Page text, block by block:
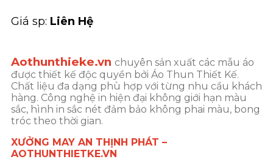
Aothunthieke.vn chuyên sản xuất các mẫu áo
được thiết kế độc quyền bởi Áo Thun Thiết Kế.
Chất liệu đa dạng phù hợp với từng nhu cầu khách
hàng. Công nghệ in hiện đại không giới hạn màu
sắc, hình in sắc nét đảm bảo không phai màu, bong
tróc theo thời gian.
XƯỞNG MAY AN THỊNH PHÁT –
AOTHUNTHIETKE.VN
Giá sp: Liên Hệ